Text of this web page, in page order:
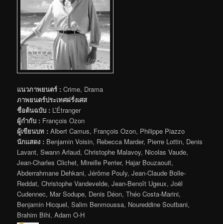
แนวภาพยนตร์ : Crime, Drama
ภาพยนตร์ประเทศฝรั่งเศส
ชื่อต้นฉบับ : L’Étranger
ผู้กำกับ : François Ozon
ผู้เขียนบท : Albert Camus, François Ozon, Philippe Piazzo
นักแสดง : Benjamin Voisin, Rebecca Marder, Pierre Lottin, Denis
Lavant, Swann Arlaud, Christophe Malavoy, Nicolas Vaude,
Jean-Charles Clichet, Mireille Perrier, Hajar Bouzaouit,
Abderrahmane Dehkani, Jérôme Pouly, Jean-Claude Bolle-
Reddat, Christophe Vandevelde, Jean-Benoît Ugeux, Joël
Cudennec, Mar Sodupe, Denis Déon, Théo Costa-Marini,
Benjamin Hicquel, Salim Benmoussa, Noureddine Soutbani,
Brahim Bihi, Adam O-H